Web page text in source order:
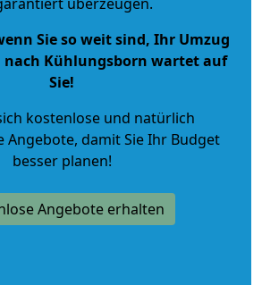
Sie so weit sind, Ihr Umzug
Kühlungsborn wartet auf
Sie!
kostenlose und natürlich
Angebote, damit Sie Ihr Budget
besser planen!
Angebote erhalten